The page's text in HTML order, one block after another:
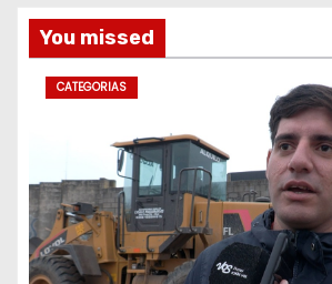
s
You missed
CATEGORIAS